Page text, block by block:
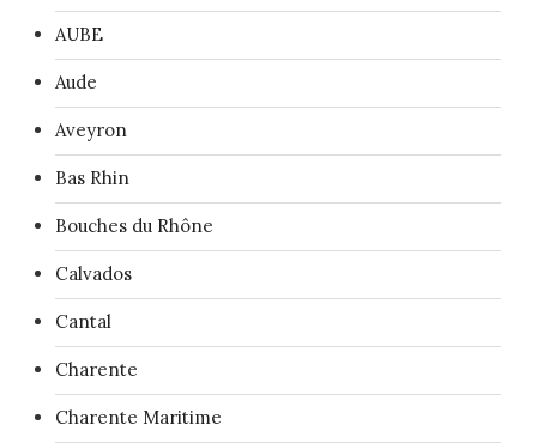
AUBE
Aude
Aveyron
Bas Rhin
Bouches du Rhône
Calvados
Cantal
Charente
Charente Maritime